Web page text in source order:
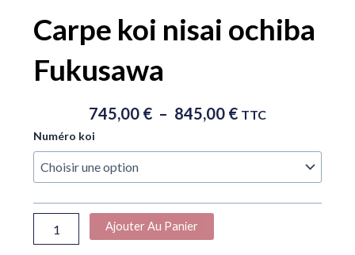
Carpe koi nisai ochiba
Fukusawa
745,00 € – 845,00 €Plage
Prix :
À
845,00 €
TTC
Numéro koi
quantité
de
Carpe
koi
ochiba
Fukusawa
Ajouter Au Panier